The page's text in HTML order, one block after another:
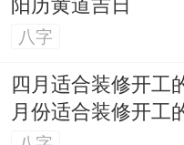
阳历黄道吉日
八字
四月适合装修开工
月份适合装修开工